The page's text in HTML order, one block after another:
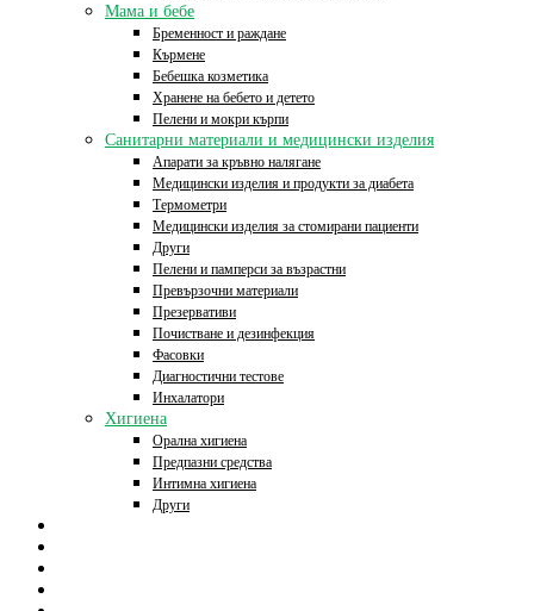
Мама и бебе
Бременност и раждане
Кърмене
Бебешка козметика
Хранене на бебето и детето
Пелени и мокри кърпи
Санитарни материали и медицински изделия
Апарати за кръвно налягане
Медицински изделия и продукти за диабета
Термометри
Медицински изделия за стомирани пациенти
Други
Пелени и памперси за възрастни
Превързочни материали
Презервативи
Почистване и дезинфекция
Фасовки
Диагностични тестове
Инхалатори
Хигиена
Орална хигиена
Предпазни средства
Интимна хигиена
Други